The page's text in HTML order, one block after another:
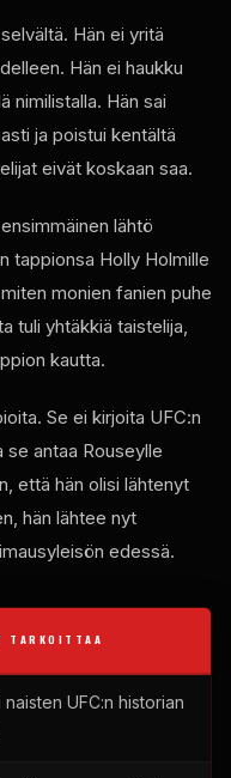
Hän ei yritä
Hän ei haukku
nimilistalla. Hän sai
ja poistui kentältä
eivät koskaan saa.
lähtö
tappionsa Holly Holmille
monien fanien puhe
tuli yhtäkkiä taistelija,
kautta.
Se ei kirjoita UFC:n
antaa Rouseylle
että hän olisi lähtenyt
hän lähtee nyt
edessä.
TARKOITTAA
UFC:n historian